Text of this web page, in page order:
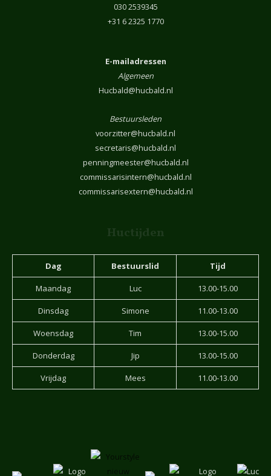
030 2539345
+31 6 2325 1770
E-mailadressen
Algemeen
Hucbald@hucbald.nl
Bestuursleden
voorzitter@hucbald.nl
secretaris@hucbald.nl
penningmeester@hucbald.nl
commissarisintern@hucbald.nl
commissarisextern@hucbald.nl
Huctijden
Dag Bestuurslid Tijd
Maandag Luc 13.00-15.00
Dinsdag Simone 11.00-13.00
Woensdag Tim 13.00-15.00
Donderdag Jip 13.00-15.00
Vrijdag Mees 11.00-13.00